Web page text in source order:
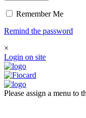
Remember Me
Remind the password
×
Login on site
Please assign a menu to